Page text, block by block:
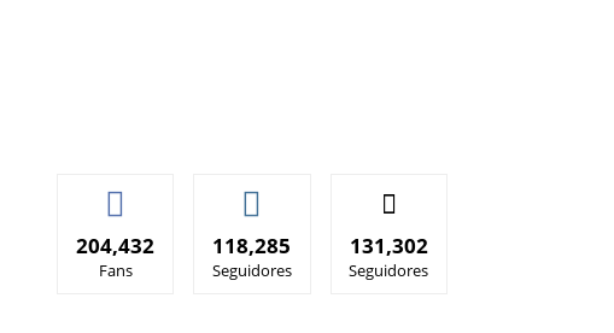
204,432
Fans
118,285
Seguidores
131,302
Seguidores